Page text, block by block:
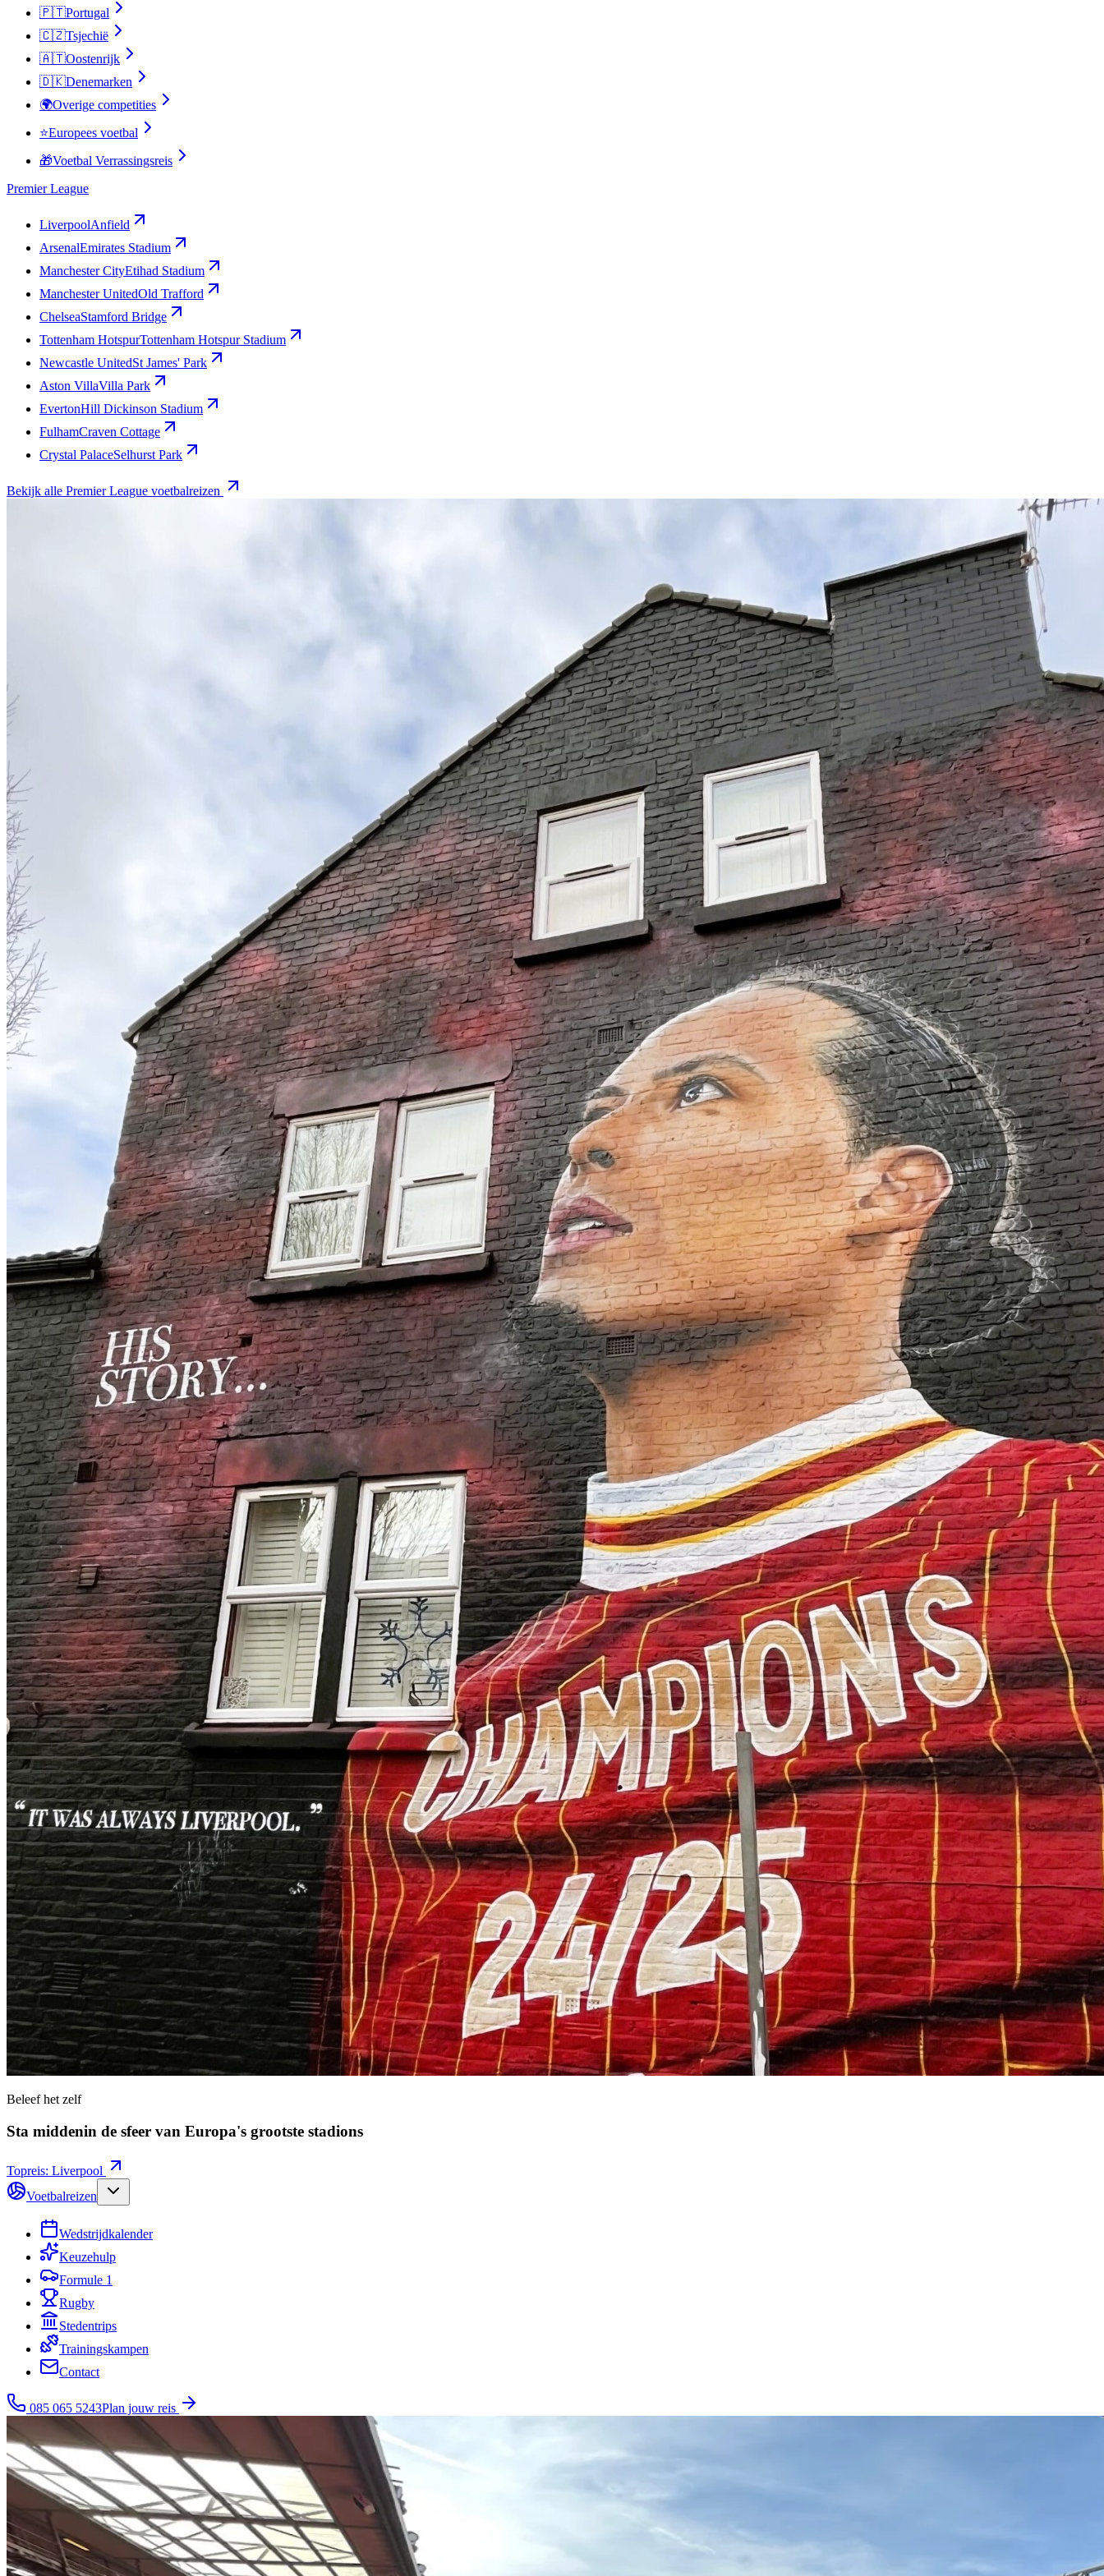
🇵🇹Portugal
🇨🇿Tsjechië
🇦🇹Oostenrijk
🇩🇰Denemarken
🌍Overige competities
⭐Europees voetbal
🎁Voetbal Verrassingsreis
Premier League
LiverpoolAnfield
ArsenalEmirates Stadium
Manchester CityEtihad Stadium
Manchester UnitedOld Trafford
ChelseaStamford Bridge
Tottenham HotspurTottenham Hotspur Stadium
Newcastle UnitedSt James' Park
Aston VillaVilla Park
EvertonHill Dickinson Stadium
FulhamCraven Cottage
Crystal PalaceSelhurst Park
Bekijk alle Premier League voetbalreizen
Beleef het zelf
Sta middenin de sfeer van Europa's grootste stadions
Topreis: Liverpool
Voetbalreizen
Wedstrijdkalender
Keuzehulp
Formule 1
Rugby
Stedentrips
Trainingskampen
Contact
085 065 5243Plan jouw reis